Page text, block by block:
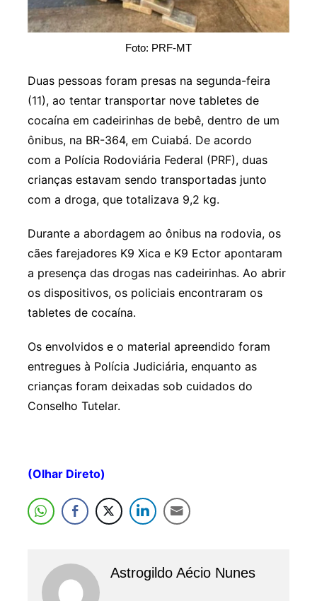
Foto: PRF-MT
Duas pessoas foram presas na segunda-feira
(11), ao tentar transportar nove tabletes de
cocaína em cadeirinhas de bebê, dentro de um
ônibus, na BR-364, em Cuiabá. De acordo
com a Polícia Rodoviária Federal (PRF), duas
crianças estavam sendo transportadas junto
com a droga, que totalizava 9,2 kg.
Durante a abordagem ao ônibus na rodovia, os
cães farejadores K9 Xica e K9 Ector apontaram
a presença das drogas nas cadeirinhas. Ao abrir
os dispositivos, os policiais encontraram os
tabletes de cocaína.
Os envolvidos e o material apreendido foram
entregues à Polícia Judiciária, enquanto as
crianças foram deixadas sob cuidados do
Conselho Tutelar.
(Olhar Direto)
Astrogildo Aécio Nunes